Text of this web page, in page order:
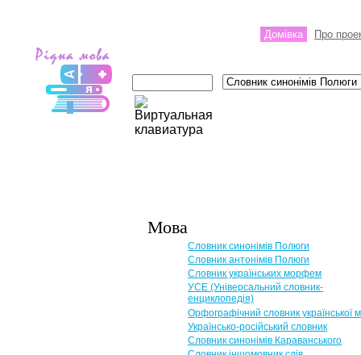
Домівка Про
Мова
Словник синонімів Полюги
Словник антонімів Полюги
Словник українських морфем
УСЕ (Універсальний словник-
енциклопедія)
Орфографічний словник української
Українсько-російський словник
Словник синонімів Караванського